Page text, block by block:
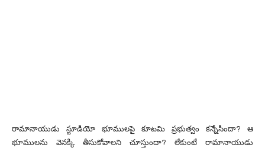
రామానాయుడు స్టూడియో భూములపై కూటమి ప్రభుత్వం కన్నేసిందా? ఆ
భూములను వెనక్కి తీసుకోవాలని చూస్తుందా? లేకుంటే రామానాయుడు